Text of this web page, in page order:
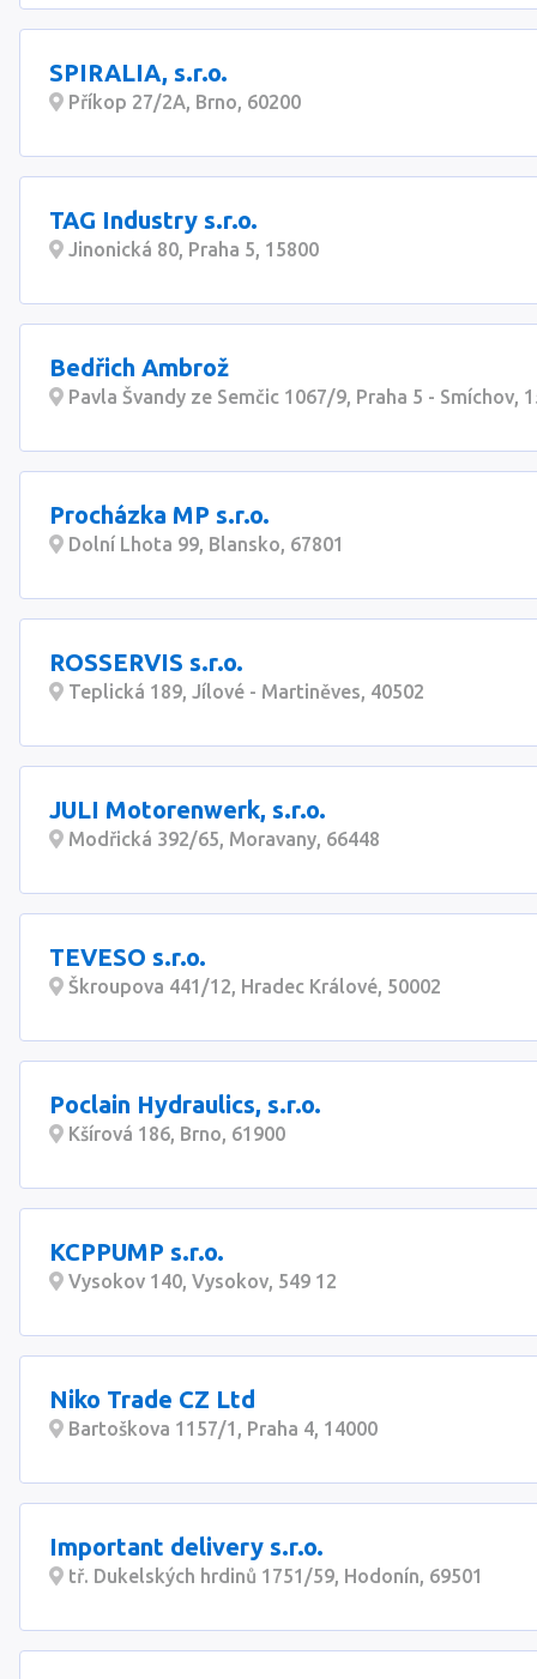
SPIRALIA, s.r.o.
Příkop 27/2A, Brno, 60200
TAG Industry s.r.o.
Jinonická 80, Praha 5, 15800
Bedřich Ambrož
Pavla Švandy ze Semčic 1067/9, Praha 5 - Smíchov,
Procházka MP s.r.o.
Dolní Lhota 99, Blansko, 67801
ROSSERVIS s.r.o.
Teplická 189, Jílové - Martiněves, 40502
JULI Motorenwerk, s.r.o.
Modřická 392/65, Moravany, 66448
TEVESO s.r.o.
Škroupova 441/12, Hradec Králové, 50002
Poclain Hydraulics, s.r.o.
Kšírová 186, Brno, 61900
KCPPUMP s.r.o.
Vysokov 140, Vysokov, 549 12
Niko Trade CZ Ltd
Bartoškova 1157/1, Praha 4, 14000
Important delivery s.r.o.
tř. Dukelských hrdinů 1751/59, Hodonín, 69501